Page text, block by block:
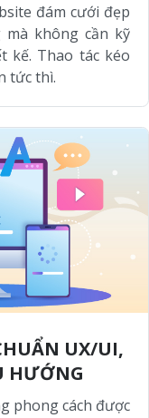
đám cưới đẹp
mà không cần kỹ
kế. Thao tác kéo
tức thì.
UX/UI,
HƯỚNG
phong cách được